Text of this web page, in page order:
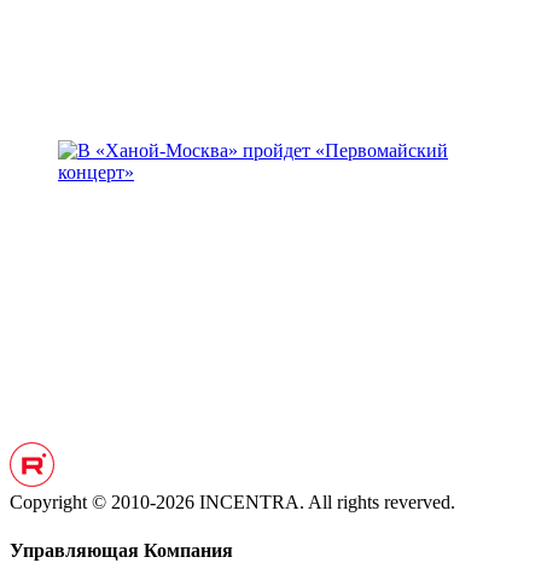
Copyright © 2010-2026 INCENTRA. All rights reverved.
Управляющая Компания